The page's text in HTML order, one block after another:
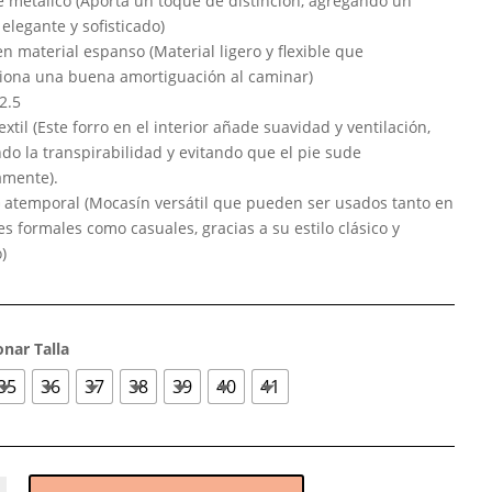
y sofisticado)
material espanso (Material ligero y flexible que
una buena amortiguación al caminar)
(Este forro en el interior añade suavidad y ventilación,
la transpirabilidad y evitando que el pie sude
(Mocasín versátil que pueden ser usados tanto en
formales como casuales, gracias a su estilo clásico y
Talla
36 37 38 39 40 41